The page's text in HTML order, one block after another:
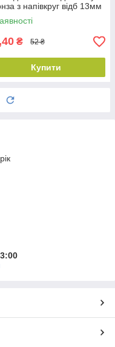
з напівкруг відб 13мм
₴ 52 ₴
Купити